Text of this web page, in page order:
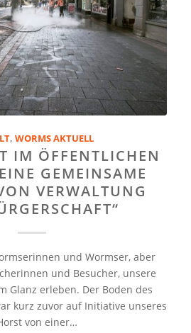
,WORMS AKTUELL
IM ÖFFENTLICHEN
GEMEINSAME
VERWALTUNG
und Wormser, aber
und Besucher, unsere
Glanz erleben. Der Boden des
kurz zuvor auf Initiative unseres
von einer…